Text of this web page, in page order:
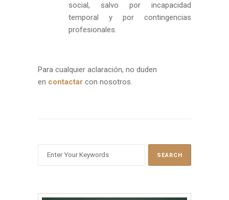
social, salvo por incapacidad
temporal y por contingencias
profesionales.
Para cualquier aclaración, no duden
en contactar con nosotros.